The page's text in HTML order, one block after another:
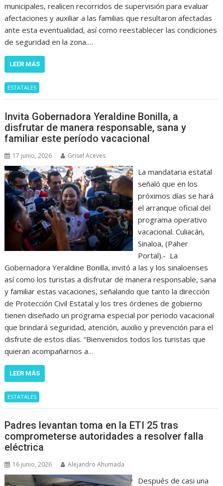
municipales, realicen recorridos de supervisión para evaluar
afectaciones y auxiliar a las familias que resultaron afectadas
ante esta eventualidad, así como reestablecer las condiciones
de seguridad en la zona.…
LEER MÁS
ESTATALES
Invita Gobernadora Yeraldine Bonilla, a
disfrutar de manera responsable, sana y
familiar este período vacacional
17 junio, 2026 Grisel Aceves
La mandataria estatal
señaló que en los
próximos días se hará
el arranque oficial del
programa operativo
vacacional. Culiacán,
Sinaloa, (Paher
Portal).- La
Gobernadora Yeraldine Bonilla, invitó a las y los sinaloenses
así como los turistas a disfrutar de manera responsable, sana
y familiar estas vacaciones, señalando que tanto la dirección
de Protección Civil Estatal y los tres órdenes de gobierno
tienen diseñado un programa especial por periodo vacacional
que brindará seguridad, atención, auxilio y prevención para el
disfrute de estos días. “Bienvenidos todos los turistas que
quieran acompañarnos a…
LEER MÁS
ESTATALES
Padres levantan toma en la ETI 25 tras
comprometerse autoridades a resolver falla
eléctrica
16 junio, 2026 Alejandro Ahumada
Después de casi una